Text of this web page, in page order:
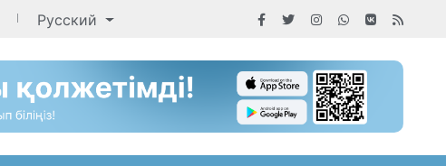
Русский